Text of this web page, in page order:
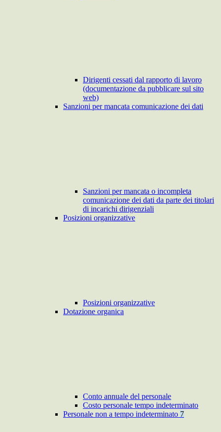
Dirigenti cessati dal rapporto di lavoro
(documentazione da pubblicare sul sito
web)
Sanzioni per mancata comunicazione dei dati
Sanzioni per mancata o incompleta
comunicazione dei dati da parte dei titolari
di incarichi dirigenziali
Posizioni organizzative
Posizioni organizzative
Dotazione organica
Conto annuale del personale
Costo personale tempo indeterminato
Personale non a tempo indeterminato 7